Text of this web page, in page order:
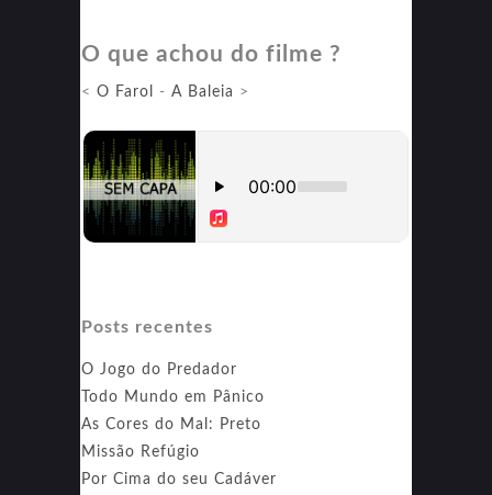
de
2
O que achou do filme ?
< O Farol - A Baleia >
Posts recentes
O Jogo do Predador
Todo Mundo em Pânico
As Cores do Mal: Preto
Missão Refúgio
Por Cima do seu Cadáver